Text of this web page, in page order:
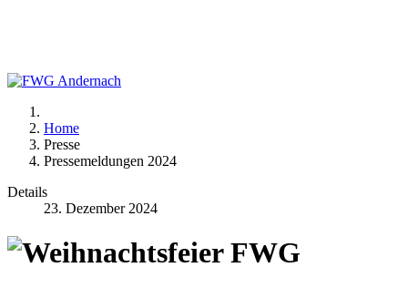
Home
Presse
Pressemeldungen 2024
Details
23. Dezember 2024